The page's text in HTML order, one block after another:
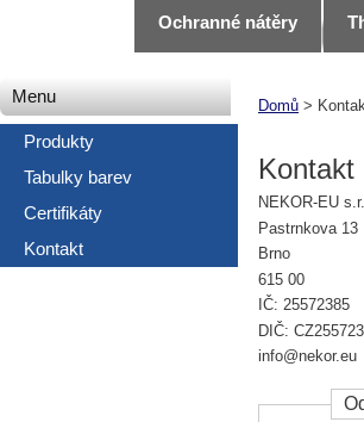
Ochranné nátěry
Menu
Produkty
Tabulky barev
Certifikáty
Kontakt
Domů >
Kontakt
NEKOR-EU
Pastrnkova 13
Brno
615 00
IČ: 25572385
DIČ:
info@nekor.eu